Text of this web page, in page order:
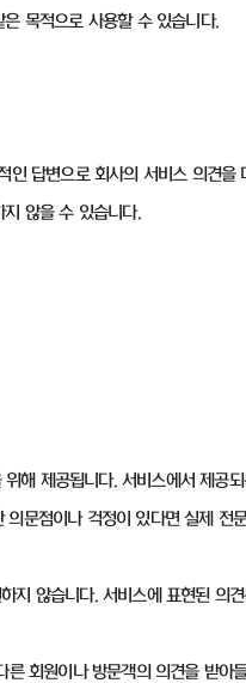
목적으로 사용할 수 있습니다.
답변으로 회사의 서비스 의견을
않을 수 있습니다.
해 제공됩니다. 서비스에서 제
문점이나 걱정이 있다면 실제
않습니다. 서비스에 표현된
회원이나 방문객의 의견을 받